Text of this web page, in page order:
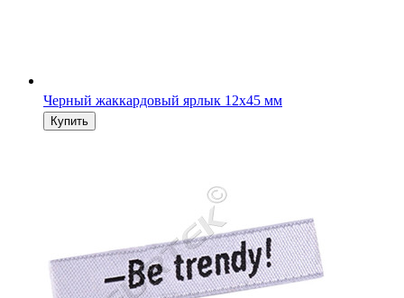
Черный жаккардовый ярлык 12х45 мм